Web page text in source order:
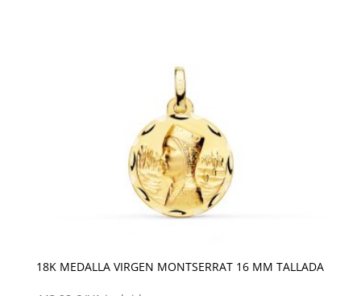
18K MEDALLA VIRGEN MONTSERRAT 16 MM TALLADA